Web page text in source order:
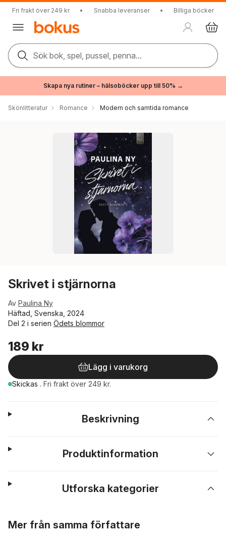
Fri frakt över 249 kr • Snabba leveranser • Billiga böcker
Sök bok, spel, pussel, penna...
Skapa nya rutiner – hälsoböcker upp till 50% →
Skönlitteratur Romance Modern och samtida romance
Skrivet i stjärnorna
Av Paulina Ny
Häftad, Svenska, 2024
Del 2 i serien Ödets blommor
189 kr
Lägg i varukorg
Skickas . Fri frakt över 249 kr.
Beskrivning
Produktinformation
Utforska kategorier
Mer från samma författare